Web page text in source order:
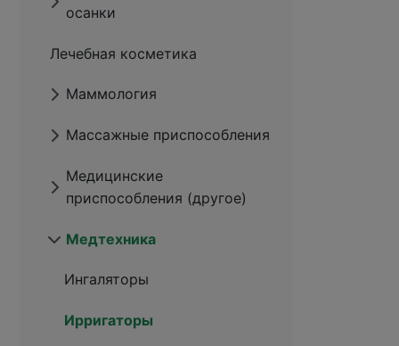
осанки
Лечебная косметика
Маммология
Массажные приспособления
Медицинские
приспособления (другое)
Медтехника
Ингаляторы
Ирригаторы